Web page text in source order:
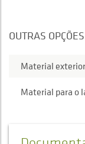
OUTRAS OPÇÕES
Material
Material para o